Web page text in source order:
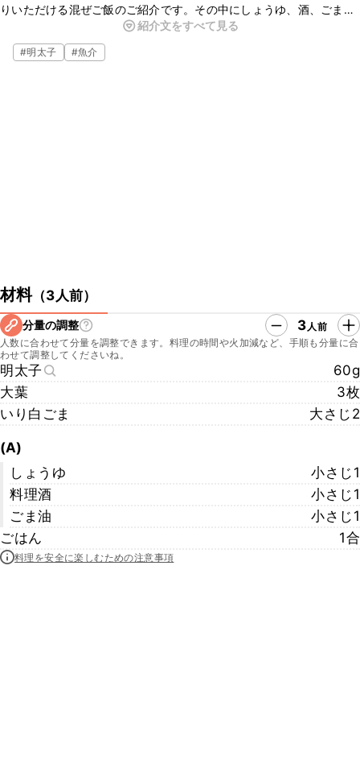
りいただける混ぜご飯のご紹介です。その中にしょうゆ、酒、ごま油
をプラスするだけで、一味違う味になりますよ。白いりごまの風味も
良く合いとても美味しいのでぜひ作ってみてくださいね。
紹介文をすべて見る
#明太子 #魚介
材料（3人前）
分量の調整 3人前
人数に合わせて分量を調整できます。料理の時間や火加減など、手順も分量に合
わせて調整してくださいね。
明太子
60g
大葉
3枚
いり白ごま
大さじ2
(A)
しょうゆ
小さじ1
料理酒
小さじ1
ごま油
小さじ1
ごはん
1合
料理を安全に楽しむための注意事項